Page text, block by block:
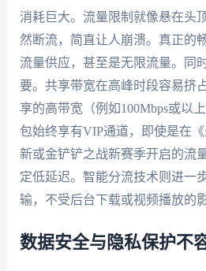
消耗巨大。流量限制就像悬在头
然断流，简直让人崩溃。真正的
流量供应，甚至是无限流量。同
要。共享带宽在高峰时段容易挤
享的高带宽（例如100Mbps或以
包始终享有VIP通道，即使是在
新或金铲铲之战新赛季开启的流
定低延迟。智能分流技术则进一
输，不受后台下载或视频播放的影
数据安全与隐私保护不